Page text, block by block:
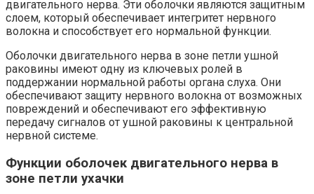
двигательного нерва. Эти оболочки являются защитным
слоем, который обеспечивает интегритет нервного
волокна и способствует его нормальной функции.
Оболочки двигательного нерва в зоне петли ушной
раковины имеют одну из ключевых ролей в
поддержании нормальной работы органа слуха. Они
обеспечивают защиту нервного волокна от возможных
повреждений и обеспечивают его эффективную
передачу сигналов от ушной раковины к центральной
нервной системе.
Функции оболочек двигательного нерва в
зоне петли ухачки